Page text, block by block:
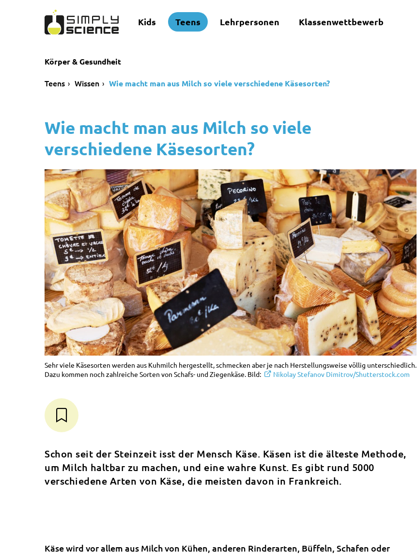
Kids Teens Lehrpersonen Klassenwettbewerb
Körper & Gesundheit
Teens Wissen Wie macht man aus Milch so viele verschiedene Käsesorten?
Wie macht man aus Milch so viele
verschiedene Käsesorten?
Sehr viele Käsesorten werden aus Kuhmilch hergestellt, schmecken aber je nach Herstellungsweise völlig unterschiedlich.
Dazu kommen noch zahlreiche Sorten von Schafs- und Ziegenkäse. Bild:
Nikolay Stefanov Dimitrov/Shutterstock.com
Schon seit der Steinzeit isst der Mensch Käse. Käsen ist die älteste Methode,
um Milch haltbar zu machen, und eine wahre Kunst. Es gibt rund 5000
verschiedene Arten von Käse, die meisten davon in Frankreich.
Käse wird vor allem aus Milch von Kühen, anderen Rinderarten, Büffeln, Schafen oder